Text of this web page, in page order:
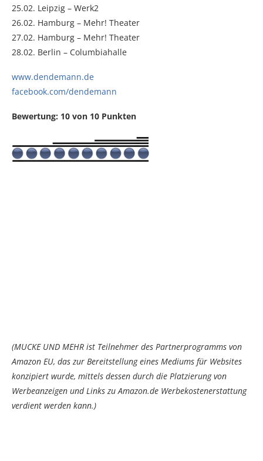
25.02. Leipzig – Werk2
26.02. Hamburg – Mehr! Theater
27.02. Hamburg – Mehr! Theater
28.02. Berlin – Columbiahalle
www.dendemann.de
facebook.com/dendemann
Bewertung: 10 von 10 Punkten
(MUCKE UND MEHR ist Teilnehmer des Partnerprogramms von
Amazon EU, das zur Bereitstellung eines Mediums für Websites
konzipiert wurde, mittels dessen durch die Platzierung von
Werbeanzeigen und Links zu Amazon.de Werbekostenerstattung
verdient werden kann.)